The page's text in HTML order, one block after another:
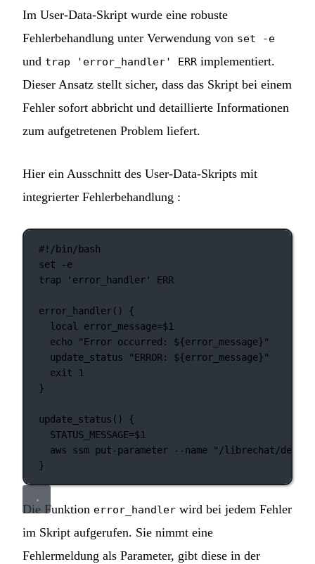
Im User-Data-Skript wurde eine robuste
Fehlerbehandlung unter Verwendung von set -e
und trap 'error_handler' ERR implementiert.
Dieser Ansatz stellt sicher, dass das Skript bei einem
Fehler sofort abbricht und detaillierte Informationen
zum aufgetretenen Problem liefert.
Hier ein Ausschnitt des User-Data-Skripts mit
integrierter Fehlerbehandlung :
#!/bin/bash
set
-e
trap
'error_handler' ERR
error_handler() {
local
error_message=$1
echo
"Error occurred: ${error_message}"
update_status
"ERROR: ${error_message}"
exit
1
}
update_status () {
STATUS_MESSAGE=$1
aws
ssm put-parameter --name
"/librechat/
}
Die Funktion error_handler wird bei jedem Fehler
im Skript aufgerufen. Sie nimmt eine
Fehlermeldung als Parameter, gibt diese in der